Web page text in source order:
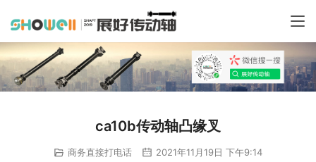
ca10b传动轴凸缘叉
商务直接打电话 2021年11月19日 下午9:14